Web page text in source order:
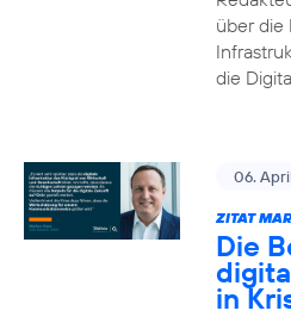
über die
die
06.
ZITAT
Die
in